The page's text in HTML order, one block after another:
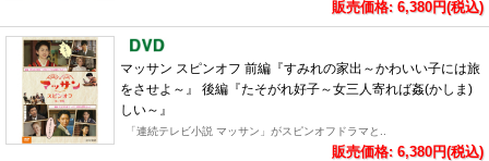
販売価格: 6,380円(税込)
マッサン スピンオフ 前編『すみれの家出～かわいい子には旅
をさせよ～』 後編『たそがれ好子～女三人寄れば姦(かしま)
しい～』
「連続テレビ小説 マッサン」がスピンオフドラマと..
販売価格: 6,380円(税込)